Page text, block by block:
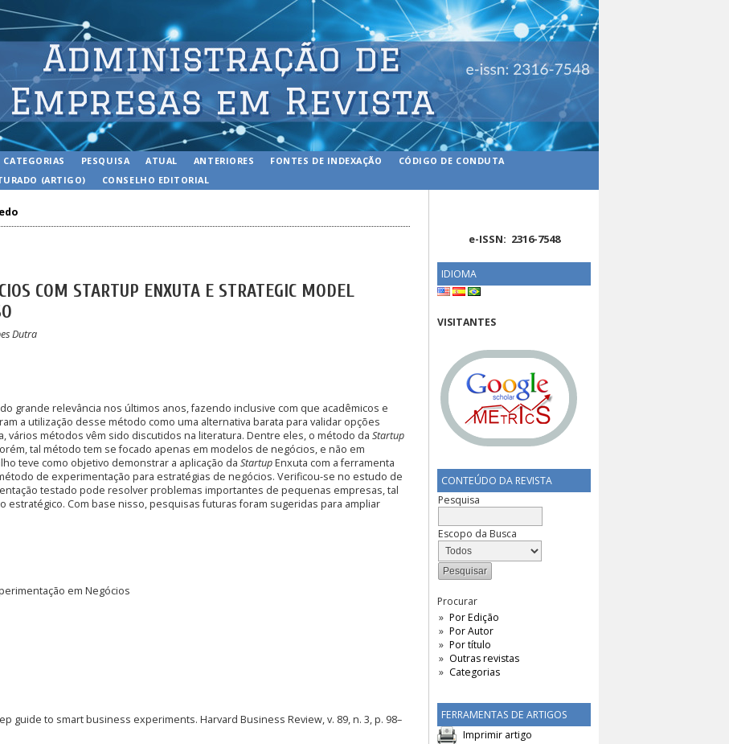
e-ISSN: 2316-7548
IDIOMA
VISITANTES
CONTEÚDO DA REVISTA
Pesquisa
Escopo da Busca
Procurar
Por Edição
Por Autor
Por título
Outras revistas
Categorias
FERRAMENTAS DE ARTIGOS
Imprimir artigo
CATEGORIAS PESQUISA ATUAL ANTERIORES FONTES DE INDEXAÇÃO
CÓDIGO DE CONDUTA
(ARTIGO) CONSELHO EDITORIAL
COM STARTUP ENXUTA E STRATEGIC MODEL
Dutra
grande relevância nos últimos anos, fazendo inclusive com que acadêmicos e
a utilização desse método como uma alternativa barata para validar opções
vários métodos vêm sido discutidos na literatura. Dentre eles, o método da Startup
tal método tem se focado apenas em modelos de negócios, e não em
teve como objetivo demonstrar a aplicação da StartupEnxuta com a ferramenta
de experimentação para estratégias de negócios. Verificou-se no estudo de
testado pode resolver problemas importantes de pequenas empresas, tal
estratégico. Com base nisso, pesquisas futuras foram sugeridas para ampliar
em Negócios
guide to smart business experiments. Harvard Business Review, v. 89, n. 3, p. 98–